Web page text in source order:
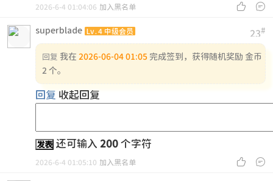
 
2026-6-4 01:04:06 加入黑名单
23#
superblade Lv.4 中级会员
回复 我在 2026-06-04 01:05 完成签到，获得随机奖励 金币
2 个。
回复 收起回复
发表 还可输入 200 个字符
 
2026-6-4 01:05:10 加入黑名单